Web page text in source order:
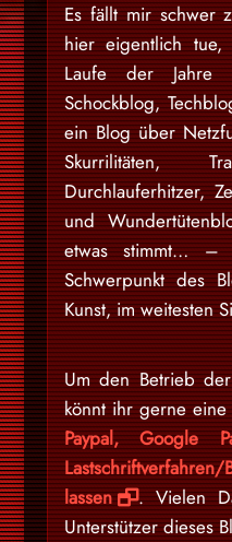
Es fällt mir schwer
hier eigentlich tue,
Laufe der Jahre
Schockblog,
ein Blog über
Skurrilitäten,
Durchlauferhitzer,
und
etwas stimmt…
Schwerpunkt des
Kunst, im weitesten
Um den Betrieb
könnt ihr gerne
Paypal, Google
lassen
. Vielen
Unterstützer dieses